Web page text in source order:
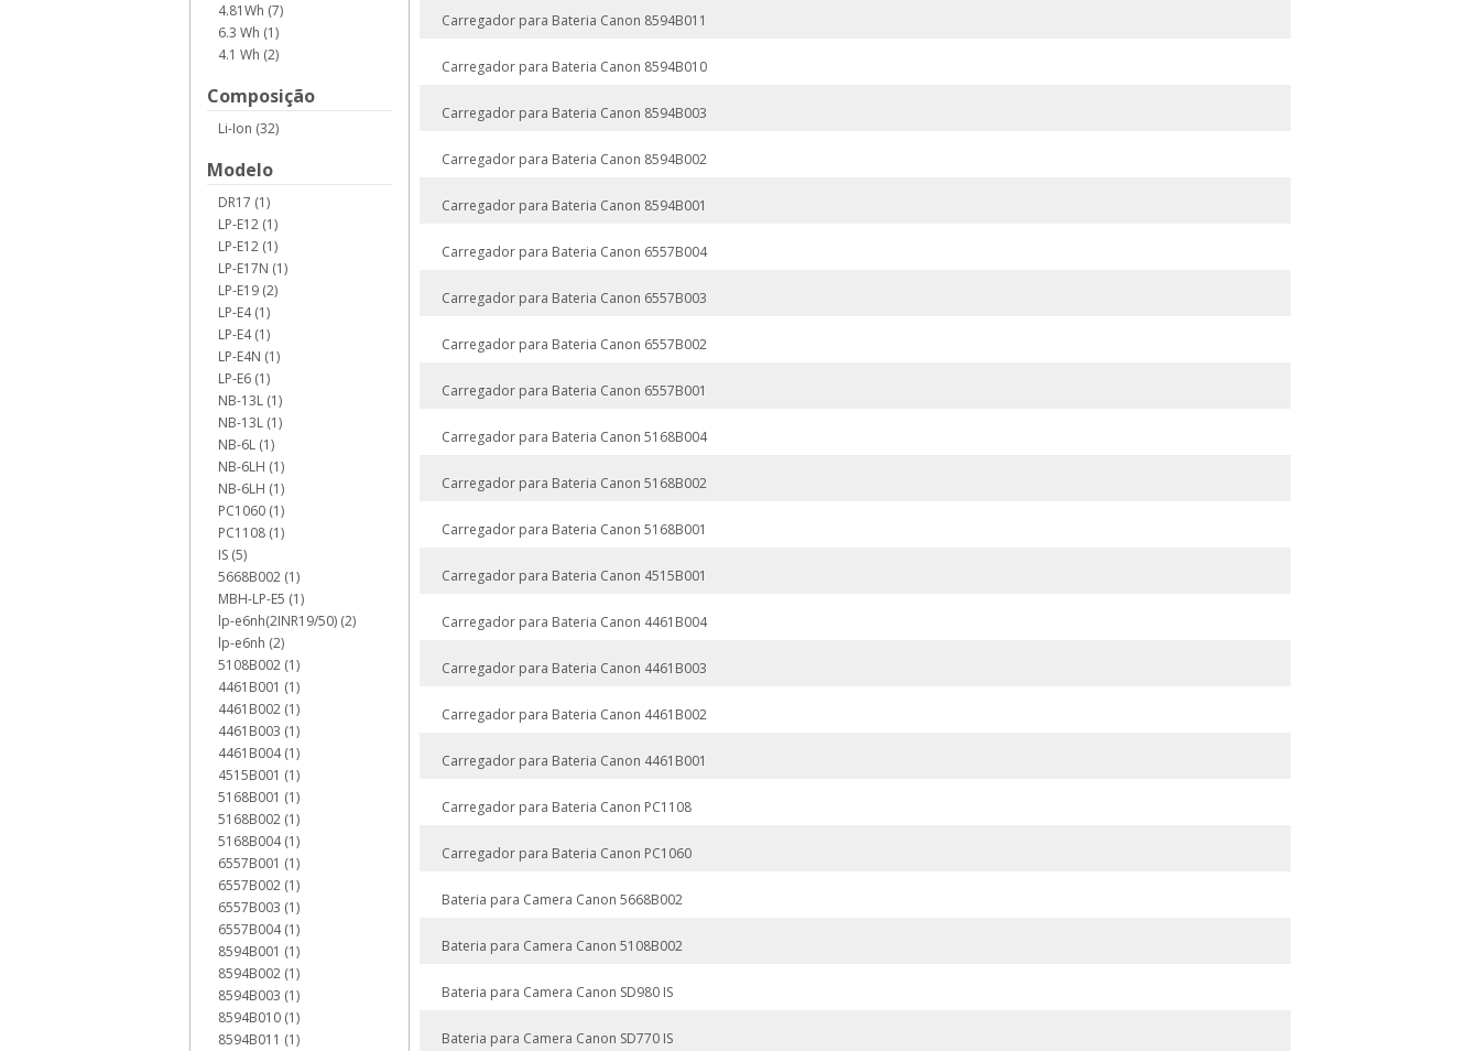
4.81Wh (7)
6.3 Wh (1)
4.1 Wh (2)
Composição
Li-Ion (32)
Modelo
DR17 (1)
LP-E12 (1)
LP-E12 (1)
LP-E17N (1)
LP-E19 (2)
LP-E4 (1)
LP-E4 (1)
LP-E4N (1)
LP-E6 (1)
NB-13L (1)
NB-13L (1)
NB-6L (1)
NB-6LH (1)
NB-6LH (1)
PC1060 (1)
PC1108 (1)
IS (5)
5668B002 (1)
MBH-LP-E5 (1)
lp-e6nh(2INR19/50) (2)
lp-e6nh (2)
5108B002 (1)
4461B001 (1)
4461B002 (1)
4461B003 (1)
4461B004 (1)
4515B001 (1)
5168B001 (1)
5168B002 (1)
5168B004 (1)
6557B001 (1)
6557B002 (1)
6557B003 (1)
6557B004 (1)
8594B001 (1)
8594B002 (1)
8594B003 (1)
8594B010 (1)
8594B011 (1)
Carregador para Bateria Canon 8594B011
Carregador para Bateria Canon 8594B010
Carregador para Bateria Canon 8594B003
Carregador para Bateria Canon 8594B002
Carregador para Bateria Canon 8594B001
Carregador para Bateria Canon 6557B004
Carregador para Bateria Canon 6557B003
Carregador para Bateria Canon 6557B002
Carregador para Bateria Canon 6557B001
Carregador para Bateria Canon 5168B004
Carregador para Bateria Canon 5168B002
Carregador para Bateria Canon 5168B001
Carregador para Bateria Canon 4515B001
Carregador para Bateria Canon 4461B004
Carregador para Bateria Canon 4461B003
Carregador para Bateria Canon 4461B002
Carregador para Bateria Canon 4461B001
Carregador para Bateria Canon PC1108
Carregador para Bateria Canon PC1060
Bateria para Camera Canon 5668B002
Bateria para Camera Canon 5108B002
Bateria para Camera Canon SD980 IS
Bateria para Camera Canon SD770 IS